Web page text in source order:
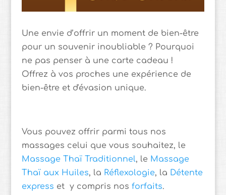
Une envie d’offrir un moment de bien-être
pour un souvenir inoubliable ? Pourquoi
ne pas penser à une carte cadeau !
Offrez à vos proches une expérience de
bien-être et d'évasion unique.
Vous pouvez offrir parmi tous nos
massages celui que vous souhaitez, le
Massage Thaï Traditionnel, le Massage
Thaï aux Huiles, la Réflexologie, la Détente
express et y compris nos forfaits.